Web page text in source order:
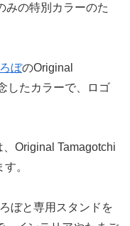
みの特別カラーのた
ぼのOriginal
したカラーで、ロゴ
Original Tamagotchi
。
ぼと専用スタンドを